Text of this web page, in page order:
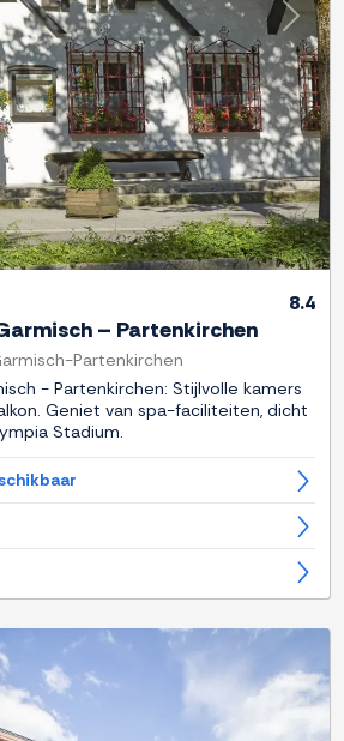
Next
8.4
– Partenkirchen
Partenkirchen
- Partenkirchen: Stijlvolle kamers
Geniet van spa-faciliteiten, dicht
Stadium.